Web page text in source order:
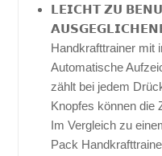
𝗟𝗘𝗜𝗖𝗛𝗧 𝗭𝗨
Handkrafttrainer mit
Automatische
zählt bei jedem
Knopfes können die
Im Vergleich zu
Pack